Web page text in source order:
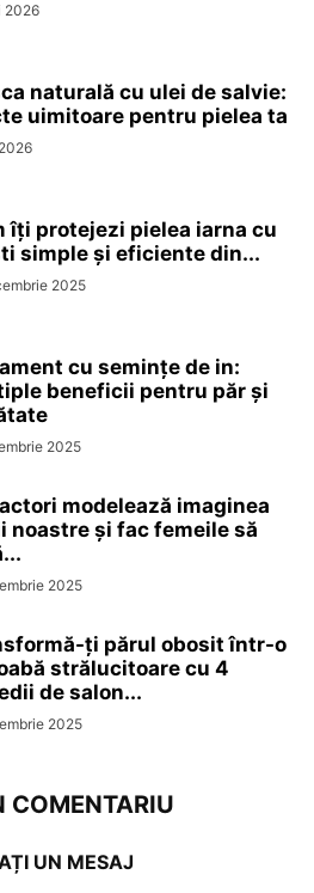
2026
naturală cu ulei de salvie:
uimitoare pentru pielea ta
îți protejezi pielea iarna cu
simple și eficiente din...
2025
cu semințe de in:
beneficii pentru păr și
2025
modelează imaginea
noastre și fac femeile să
2025
ți părul obosit într-o
strălucitoare cu 4
de salon...
2025
COMENTARIU
UN MESAJ